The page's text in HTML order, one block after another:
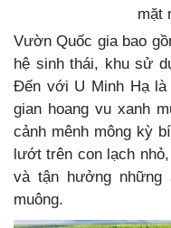
mặt
Vườn Quốc gia bao
hệ sinh thái, khu sử
Đến với U Minh Hạ
gian hoang vu xanh
cảnh mênh mông kỳ
lướt trên con lạch
và tận hưởng những
muông.